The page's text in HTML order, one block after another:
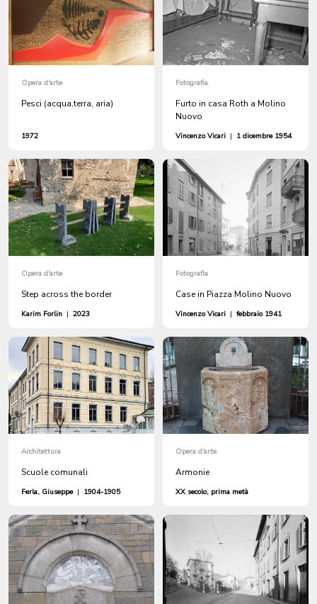
Opera d'arte
Pesci (acqua,terra, aria)
1972
Fotografia
Furto in casa Roth a Molino
Nuovo
Vincenzo Vicari | 1 dicembre 1954
Opera d'arte
Step across the border
Karim Forlin | 2023
Fotografia
Case in Piazza Molino Nuovo
Vincenzo Vicari | febbraio 1941
Architettura
Scuole comunali
Ferla, Giuseppe | 1904-1905
Opera d'arte
Armonie
XX secolo, prima metà